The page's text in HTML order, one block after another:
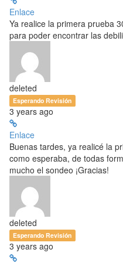
Enlace
Ya realice la primera prueba
para poder encontrar las
deleted
Esperando Revisión
3 years ago
Enlace
Buenas tardes, ya realicé la
como esperaba, de todas
mucho el sondeo ¡Gracias!
deleted
Esperando Revisión
3 years ago